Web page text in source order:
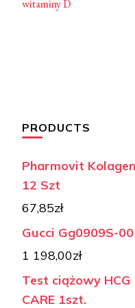
witaminy D
PRODUCTS
Pharmovit
12 Szt
67,85zł
Gucci Gg0909S-
1 198,00zł
Test ciążowy
CARE 1szt.